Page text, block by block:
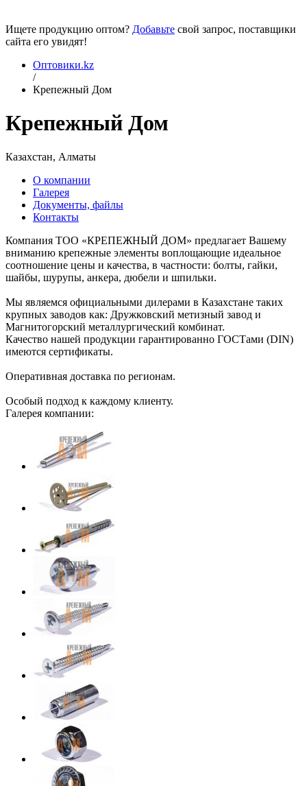
Ищете продукцию оптом? Добавьте свой запрос, поставщики
сайта его увидят!
Оптовики.kz
/
Крепежный Дом
Крепежный Дом
Казахстан, Алматы
О компании
Галерея
Документы, файлы
Контакты
Компания ТОО «КРЕПЕЖНЫЙ ДОМ» предлагает Вашему
вниманию крепежные элементы воплощающие идеальное
соотношение цены и качества, в частности: болты, гайки,
шайбы, шурупы, анкера, дюбели и шпильки.
Мы являемся официальными дилерами в Казахстане таких
крупных заводов как: Дружковский метизный завод и
Магнитогорский металлургический комбинат.
Качество нашей продукции гарантированно ГОСТами (DIN)
имеются сертификаты.
Оперативная доставка по регионам.
Особый подход к каждому клиенту.
Галерея компании: